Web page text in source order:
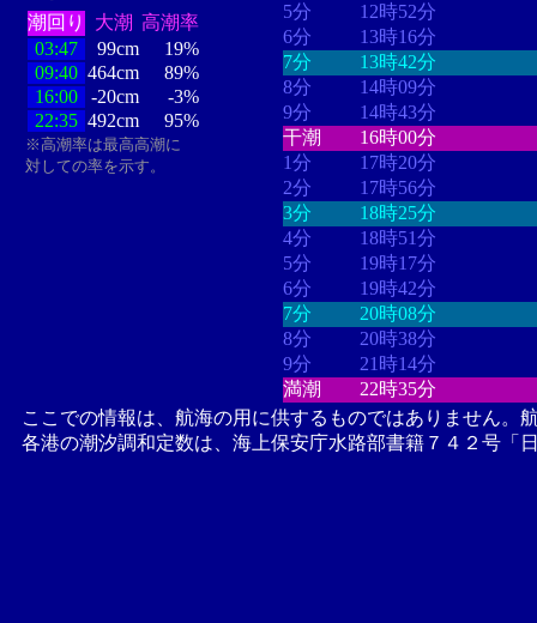
潮回り 大潮 高潮率
03:47
99cm
19%
09:40 464cm
89%
16:00
-20cm
-3%
22:35 492cm 95%
※高潮率は最高高潮に
対しての率を示す。
5分
12時52分
6分
13時16分
7分
13時42分
8分
14時09分
9分
14時43分
干潮
16時00分
1分
17時20分
2分
17時56分
3分
18時25分
4分
18時51分
5分
19時17分
6分
19時42分
7分
20時08分
8分
20時38分
9分
21時14分
満潮
22時35分
ここでの情報は、航海の用に供するものではありません。
各港の潮汐調和定数は、海上保安庁水路部書籍７４２号「